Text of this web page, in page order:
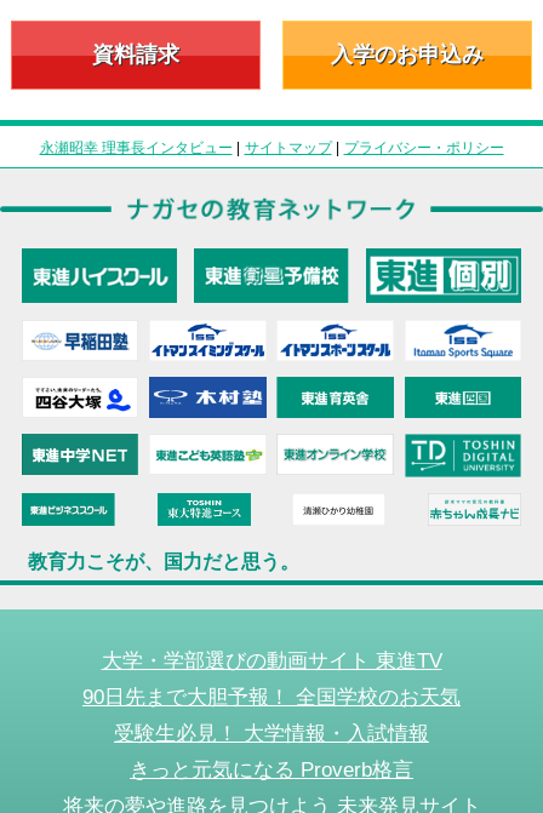
資料請求 入学のお申込み
永瀬昭幸 理事長インタビュー | サイトマップ| プライバシー・ポリシー
教育力こそが、国力だと思う。
大学・学部選びの動画サイト 東進TV
90日先まで大胆予報！ 全国学校のお天気
受験生必見！ 大学情報・入試情報
きっと元気になる Proverb格言
将来の夢や進路を見つけよう 未来発見サイト